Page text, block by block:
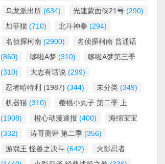
乌龙派出所 (634) 光速蒙面侠21号 (290)
加菲猫 (710) 北斗神拳 (294)
名侦探柯南 (2900)
名侦探柯南 普通话
(860)
哆啦A梦 (310)
哆啦A梦第三季
(310)
大志有话说 (299)
忍者哈特利 (1987) (344) 未分类 (349)
机器猫 (310)
樱桃小丸子 第二季 上
(1908)
橙心动漫速报 (400)
海绵宝宝
(332)
涛哥测评 第二季 (356)
游戏王 怪兽之决斗 (642)
火影忍者